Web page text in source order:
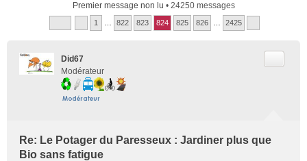
Premier message non lu • 24250 messages
1 822 823 824 825 826 2425
Did67
Modérateur
Re: Le Potager du Paresseux : Jardiner plus que
Bio sans fatigue